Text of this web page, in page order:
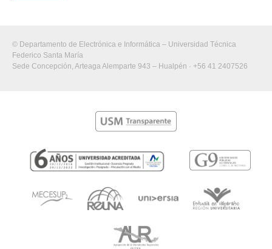
© Departamento de Electrónica e Informática – Universidad Técnica
Federico Santa María
Sede Concepción, Arteaga Alemparte 943 – Hualpén · +56 41 2407526